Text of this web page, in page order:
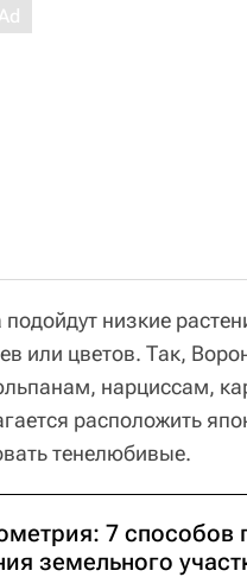
низкие
или цветов. Так,
нарциссам,
расположить
тенелюбивые.
7 способов
земельного